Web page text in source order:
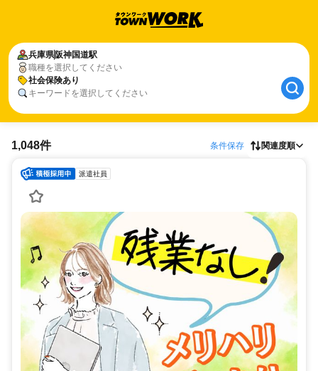
兵庫県 阪神国道駅
職種を選択してください
社会保険あり
キーワードを選択してください
1,048件 条件保存 関連度順
派遣社員